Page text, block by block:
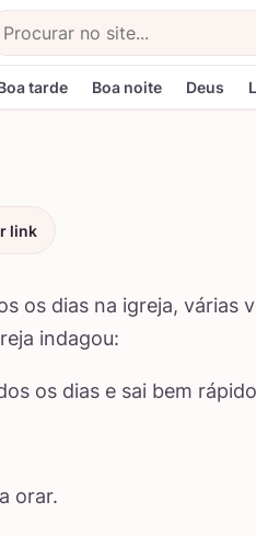
tarde Boa noite Deus
link
os dias na igreja, várias
indagou:
os dias e sai bem
orar.